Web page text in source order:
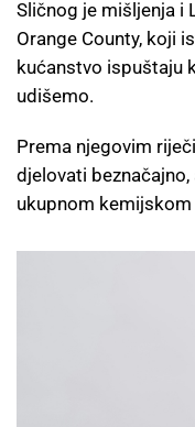
Sličnog je mišljenja i
Orange County, koji
kućanstvo ispuštaju
udišemo.
Prema njegovim
djelovati
ukupnom